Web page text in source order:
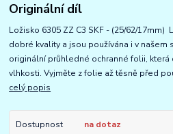
Originální díl
Ložisko 6305 ZZ C3 SKF - (25/62/17mm)
dobré kvality a jsou používána i v
originální průhledné ochranné folii, která
vlhkosti. Vyjměte z folie až těsně před
celý popis
Dostupnost na dotaz